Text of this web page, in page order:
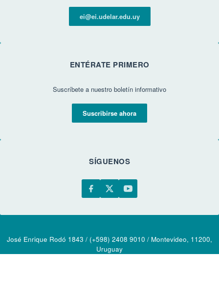
ei@ei.udelar.edu.uy
ENTÉRATE PRIMERO
Suscríbete a nuestro boletín informativo
Suscribirse ahora
SÍGUENOS
José Enrique Rodó 1843 / (+598) 2408 9010 / Montevideo, 11200,
Uruguay